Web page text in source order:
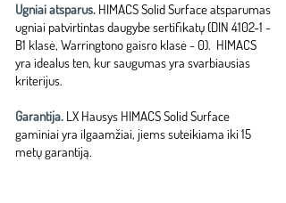
Ugniai atsparus. HIMACS Solid Surface atsparumas
ugniai patvirtintas daugybe sertifikatų (DIN 4102-1 -
B1 klasė, Warringtono gaisro klasė - 0). HIMACS
yra idealus ten, kur saugumas yra svarbiausias
kriterijus.
Garantija. LX Hausys HIMACS Solid Surface
gaminiai yra ilgaamžiai, jiems suteikiama iki 15
metų garantiją.